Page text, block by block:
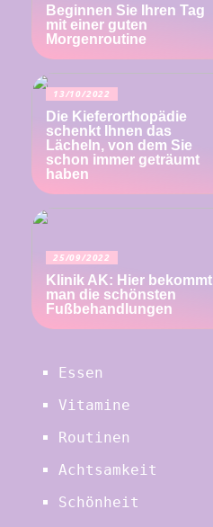
Beginnen Sie Ihren Tag
mit einer guten
Morgenroutine
13/10/2022
Die Kieferorthopädie
schenkt Ihnen das
Lächeln, von dem Sie
schon immer geträumt
haben
25/09/2022
Klinik AK: Hier bekommt
man die schönsten
Fußbehandlungen
Essen
Vitamine
Routinen
Achtsamkeit
Schönheit